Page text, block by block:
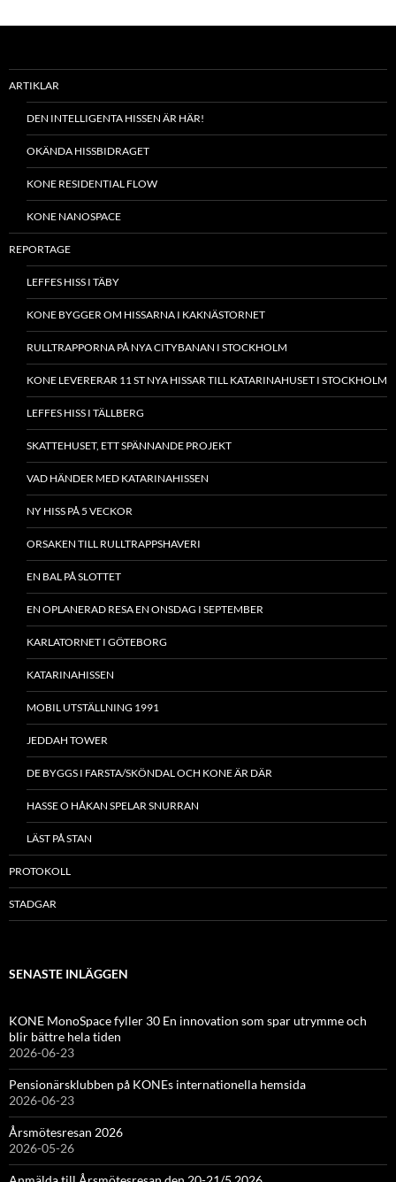
ARTIKLAR
DEN INTELLIGENTA HISSEN ÄR HÄR!
OKÄNDA HISSBIDRAGET
KONE RESIDENTIAL FLOW
KONE NANOSPACE
REPORTAGE
LEFFES HISS I TÄBY
KONE BYGGER OM HISSARNA I KAKNÄSTORNET
RULLTRAPPORNA PÅ NYA CITYBANAN I STOCKHOLM
KONE LEVERERAR 11 ST NYA HISSAR TILL KATARINAHUSET I STOCKHOLM
LEFFES HISS I TÄLLBERG
SKATTEHUSET, ETT SPÄNNANDE PROJEKT
VAD HÄNDER MED KATARINAHISSEN
NY HISS PÅ 5 VECKOR
ORSAKEN TILL RULLTRAPPSHAVERI
EN BAL PÅ SLOTTET
EN OPLANERAD RESA EN ONSDAG I SEPTEMBER
KARLATORNET I GÖTEBORG
KATARINAHISSEN
MOBIL UTSTÄLLNING 1991
JEDDAH TOWER
DE BYGGS I FARSTA/SKÖNDAL OCH KONE ÄR DÄR
HASSE O HÅKAN SPELAR SNURRAN
LÄST PÅ STAN
PROTOKOLL
STADGAR
SENASTE INLÄGGEN
KONE MonoSpace fyller 30 En innovation som spar utrymme och
blir bättre hela tiden
2026-06-23
Pensionärsklubben på KONEs internationella hemsida
2026-06-23
Årsmötesresan 2026
2026-05-26